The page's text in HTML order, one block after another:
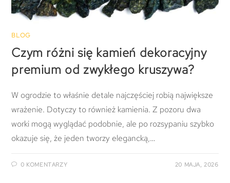
BLOG
Czym różni się kamień dekoracyjny
premium od zwykłego kruszywa?
W ogrodzie to właśnie detale najczęściej robią największe
wrażenie. Dotyczy to również kamienia. Z pozoru dwa
worki mogą wyglądać podobnie, ale po rozsypaniu szybko
okazuje się, że jeden tworzy elegancką,…
0 KOMENTARZY 20 MAJA, 2026